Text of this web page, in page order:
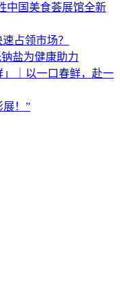
中国美食荟展馆全新
占领市场？
盐为健康助力
｜以一口春鲜，赴一
展！”